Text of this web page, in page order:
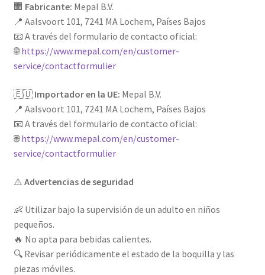
🏢 Fabricante: Mepal B.V.
📍 Aalsvoort 101, 7241 MA Lochem, Países Bajos
📧 A través del formulario de contacto oficial:
🌐https://www.mepal.com/en/customer-
service/contactformulier
🇪🇺 Importador en la UE: Mepal B.V.
📍 Aalsvoort 101, 7241 MA Lochem, Países Bajos
📧 A través del formulario de contacto oficial:
🌐https://www.mepal.com/en/customer-
service/contactformulier
⚠️ Advertencias de seguridad
👶 Utilizar bajo la supervisión de un adulto en niños
pequeños.
🔥 No apta para bebidas calientes.
🔍 Revisar periódicamente el estado de la boquilla y las
piezas móviles.